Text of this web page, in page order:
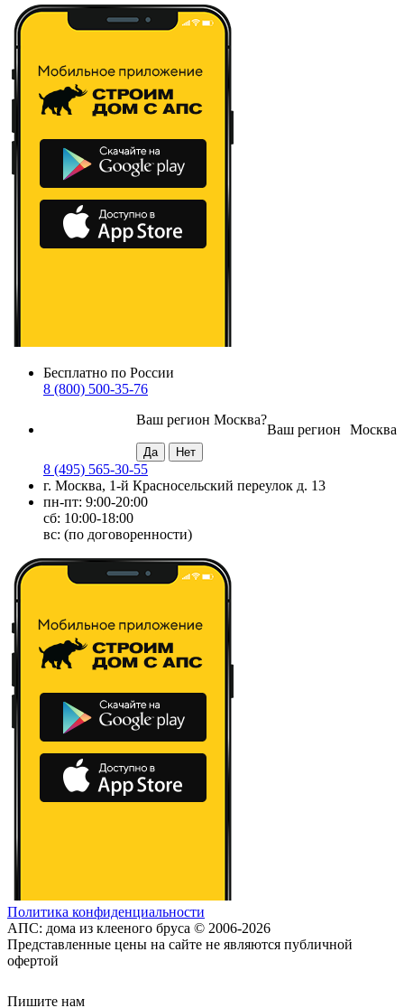
Бесплатно по России
8 (800) 500-35-76
Москва
Ваш регион
Ваш регион Москва?
8 (495) 565-30-55
г. Москва, 1-й Красносельский переулок д. 13
пн-пт: 9:00-20:00
сб: 10:00-18:00
вс: (по договоренности)
Политика конфиденциальности
АПС: дома из клееного бруса © 2006-2026
Представленные цены на сайте не являются публичной
офертой
Пишите нам